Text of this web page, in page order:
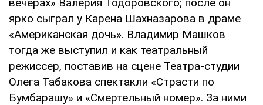
ярко сыграл у Карена Шахназарова в драме
«Американская дочь». Владимир Машков
тогда же выступил и как театральный
режиссер, поставив на сцене Театра-студии
Олега Табакова спектакли «Страсти по
Бумбарашу» и «Смертельный номер». За ними